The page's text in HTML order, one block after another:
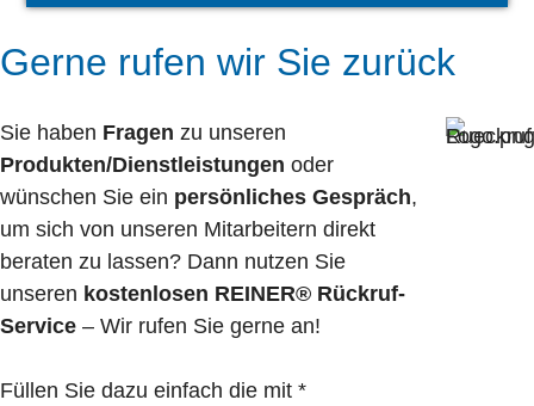
Gerne rufen wir Sie zurück
Sie haben Fragen zu unseren
Produkten/Dienstleistungen oder
wünschen Sie ein persönliches Gespräch,
um sich von unseren Mitarbeitern direkt
beraten zu lassen? Dann nutzen Sie
unseren kostenlosen REINER® Rückruf-
Service – Wir rufen Sie gerne an!
Füllen Sie dazu einfach die mit *